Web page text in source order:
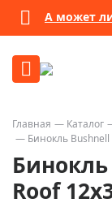
А может
Главная Каталог
Бинокль
Roof